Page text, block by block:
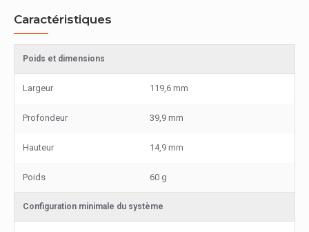
Caractéristiques
Poids et dimensions
Largeur 119,6 mm
Profondeur 39,9 mm
Hauteur 14,9 mm
Poids 60 g
Configuration minimale du système